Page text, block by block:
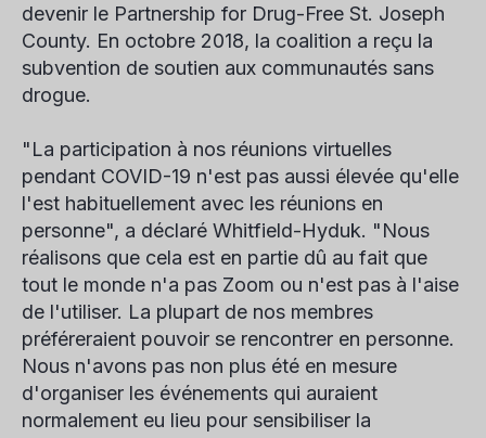
devenir le Partnership for Drug-Free St. Joseph
County. En octobre 2018, la coalition a reçu la
subvention de soutien aux communautés sans
drogue.
"La participation à nos réunions virtuelles
pendant COVID-19 n'est pas aussi élevée qu'elle
l'est habituellement avec les réunions en
personne", a déclaré Whitfield-Hyduk. "Nous
réalisons que cela est en partie dû au fait que
tout le monde n'a pas Zoom ou n'est pas à l'aise
de l'utiliser. La plupart de nos membres
préféreraient pouvoir se rencontrer en personne.
Nous n'avons pas non plus été en mesure
d'organiser les événements qui auraient
normalement eu lieu pour sensibiliser la